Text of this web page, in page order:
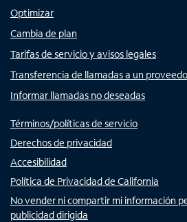
Optimizar
Cambia de plan
Tarifas de servicio y avisos legales
Transferencia de llamadas a un
Informar llamadas no deseadas
Términos/políticas de servicio
Derechos de privacidad
Accesibilidad
Política de Privacidad de California
No vender ni compartir mi información
publicidad dirigida